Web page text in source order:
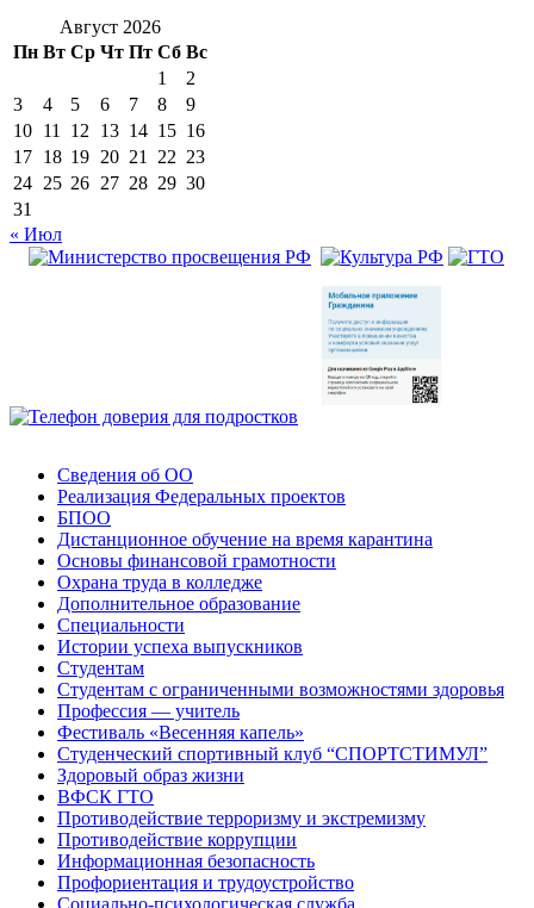
Август 2026
Пн Вт Ср Чт Пт Сб Вс
1
2
3
4 5 6 7 8
9
10 11 12 13 14 15 16
17 18 19 20 21 22 23
24 25 26 27 28 29 30
31
« Июл
Сведения об ОО
Реализация Федеральных проектов
БПОО
Дистанционное обучение на время карантина
Основы финансовой грамотности
Охрана труда в колледже
Дополнительное образование
Специальности
Истории успеха выпускников
Студентам
Студентам с ограниченными возможностями здоровья
Профессия — учитель
Фестиваль «Весенняя капель»
Студенческий спортивный клуб “СПОРТСТИМУЛ”
Здоровый образ жизни
ВФСК ГТО
Противодействие терроризму и экстремизму
Противодействие коррупции
Информационная безопасность
Профориентация и трудоустройство
Социально-психологическая служба